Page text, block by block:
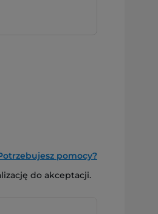
pomocy?
do akceptacji.